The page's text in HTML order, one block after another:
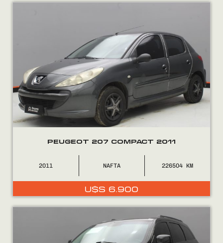
PEUGEOT 207 COMPACT 2011
2011 NAFTA 226504
U$S 6.900